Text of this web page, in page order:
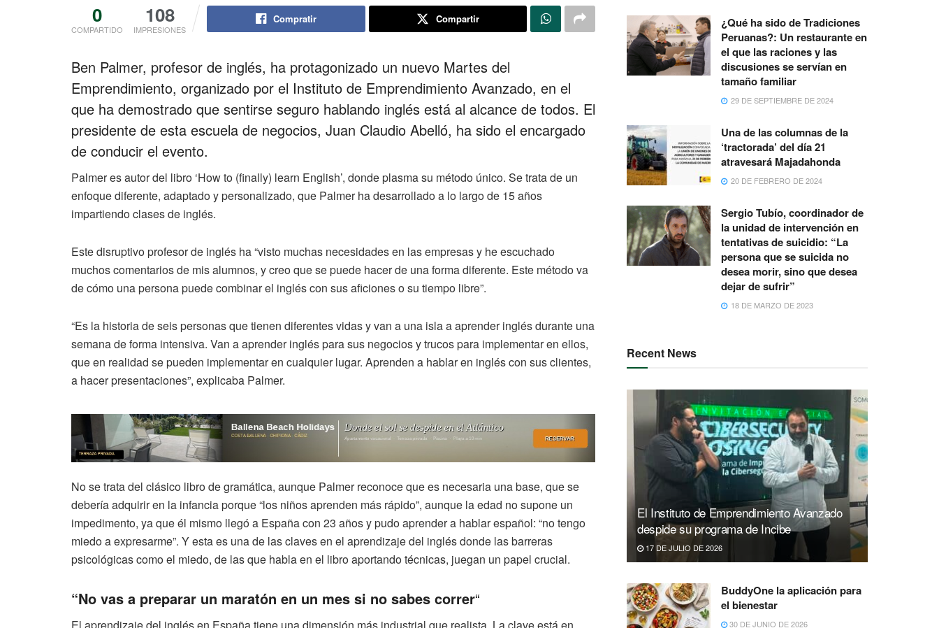
0
COMPARTIDO
108
IMPRESIONES
Compratir Compartir
Ben Palmer, profesor de inglés, ha protagonizado un nuevo Martes del
Emprendimiento, organizado por el Instituto de Emprendimiento Avanzado, en el
que ha demostrado que sentirse seguro hablando inglés está al alcance de todos. El
presidente de esta escuela de negocios, Juan Claudio Abelló, ha sido el encargado
de conducir el evento.
Palmer es autor del libro ‘How to (finally) learn English’, donde plasma su método único. Se trata de un
enfoque diferente, adaptado y personalizado, que Palmer ha desarrollado a lo largo de 15 años
impartiendo clases de inglés.
Este disruptivo profesor de inglés ha “visto muchas necesidades en las empresas y he escuchado
muchos comentarios de mis alumnos, y creo que se puede hacer de una forma diferente. Este método va
de cómo una persona puede combinar el inglés con sus aficiones o su tiempo libre”.
“Es la historia de seis personas que tienen diferentes vidas y van a una isla a aprender inglés durante una
semana de forma intensiva. Van a aprender inglés para sus negocios y trucos para implementar en ellos,
que en realidad se pueden implementar en cualquier lugar. Aprenden a hablar en inglés con sus clientes,
a hacer presentaciones”, explicaba Palmer.
No se trata del clásico libro de gramática, aunque Palmer reconoce que es necesaria una base, que se
debería adquirir en la infancia porque “los niños aprenden más rápido”, aunque la edad no supone un
impedimento, ya que él mismo llegó a España con 23 años y pudo aprender a hablar español: “no tengo
miedo a expresarme”. Y esta es una de las claves en el aprendizaje del inglés donde las barreras
psicológicas como el miedo, de las que habla en el libro aportando técnicas, juegan un papel crucial.
“No vas a preparar un maratón en un mes si no sabes correr“
El aprendizaje del inglés en España tiene una dimensión más industrial que realista. La clave está en
¿Qué ha sido de Tradiciones
Peruanas?: Un restaurante en
el que las raciones y las
discusiones se servían en
tamaño familiar
29 DE SEPTIEMBRE DE 2024
Una de las columnas de la
‘tractorada’ del día 21
atravesará Majadahonda
20 DE FEBRERO DE 2024
Sergio Tubío, coordinador de
la unidad de intervención en
tentativas de suicidio: “La
persona que se suicida no
desea morir, sino que desea
dejar de sufrir”
18 DE MARZO DE 2023
Recent News
El Instituto de Emprendimiento Avanzado
despide su programa de Incibe
17 DE JULIO DE 2026
BuddyOne la aplicación para
el bienestar
30 DE JUNIO DE 2026